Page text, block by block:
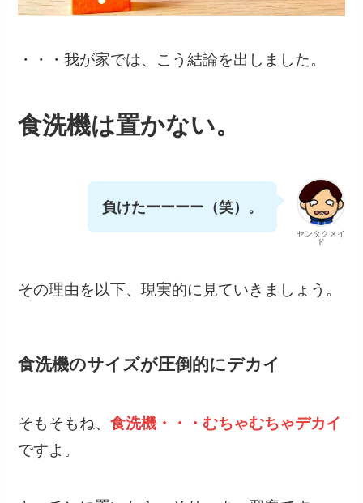
・・・我が家では、こう結論を出しました。
食洗機は置かない。
センタクメイ
ド
負けたーーーー（笑）。
その理由を以下、現実的に見ていきましょう。
食洗機のサイズが圧倒的にデカイ
そもそもね、食洗機・・・むちゃむちゃデカイ
ですよ。